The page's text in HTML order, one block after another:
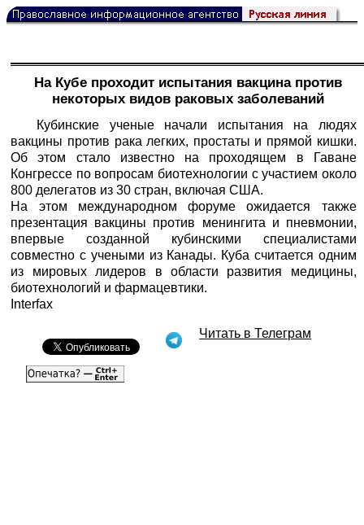
На Кубе проходит испытания вакцина против
некоторых видов раковых заболеваний
Кубинские ученые начали испытания на людях
вакцины против рака легких, простаты и прямой кишки.
Об этом стало известно на проходящем в Гаване
Конгрессе по вопросам биотехнологии с участием около
800 делегатов из 30 стран, включая США.
На этом международном форуме ожидается также
презентация вакцины против менингита и пневмонии,
впервые созданной кубинскими специалистами
совместно с учеными из Канады. Куба считается одним
из мировых лидеров в области развития медицины,
биотехнологий и фармацевтики.
Interfax
Читать в Телеграм